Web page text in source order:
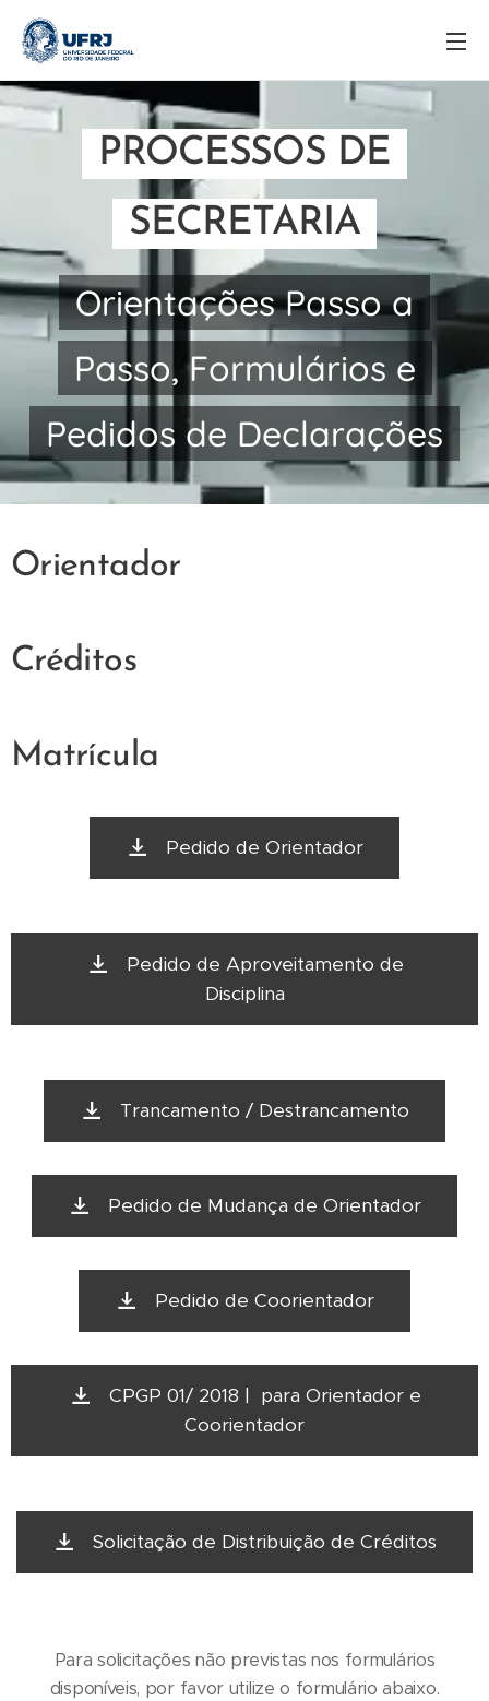
PROCESSOS DE
SECRETARIA
Orientações Passo a
Passo, Formulários e
Pedidos de Declarações
Orientador
Créditos
Matrícula
Pedido de Orientador
Pedido de Aproveitamento de
Disciplina
Trancamento / Destrancamento
Pedido de Mudança de Orientador
Pedido de Coorientador
CPGP 01/ 2018 | para Orientador e
Coorientador
Solicitação de Distribuição de Créditos
Para solicitações não previstas nos formulários
disponíveis, por favor utilize o formulário abaixo.